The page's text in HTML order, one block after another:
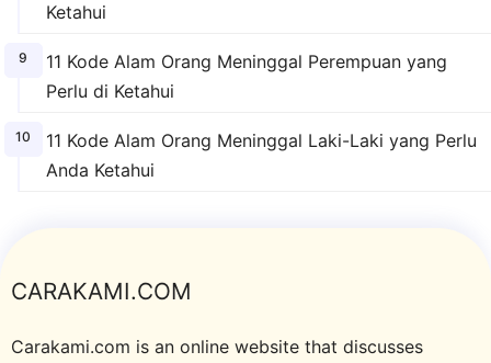
Ketahui
11 Kode Alam Orang Meninggal Perempuan yang
Perlu di Ketahui
11 Kode Alam Orang Meninggal Laki-Laki yang Perlu
Anda Ketahui
CARAKAMI.COM
Carakami.com is an online website that discusses